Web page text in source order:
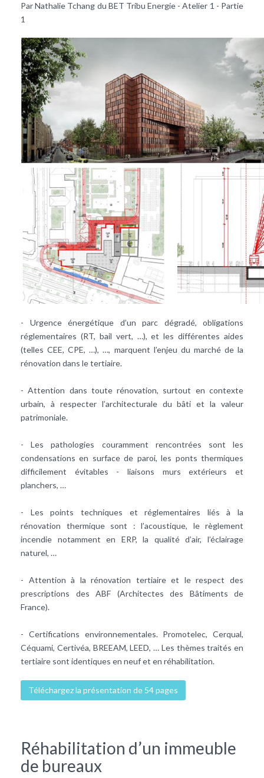
Par Nathalie Tchang du BET Tribu Energie - Atelier 1 - Partie
1
- Urgence énergétique d’un parc dégradé, obligations
réglementaires (RT, bail vert, …), et les différentes aides
(telles CEE, CPE, …), …, marquent l’enjeu du marché de la
rénovation dans le tertiaire.
- Attention dans toute rénovation, surtout en contexte
urbain, à respecter l’architecturale du bâti et la valeur
patrimoniale.
- Les pathologies couramment rencontrées sont les
condensations en surface de paroi, les ponts thermiques
difficilement évitables - liaisons murs extérieurs et
planchers, …
- Les points techniques et réglementaires liés à la
rénovation thermique sont : l’acoustique, le règlement
incendie notamment en ERP, la qualité d’air, l’éclairage
naturel, …
- Attention à la rénovation tertiaire et le respect des
prescriptions des ABF (Architectes des Bâtiments de
France).
- Certifications environnementales. Promotelec, Cerqual,
Céquami, Certivéa, BREEAM, LEED, … Les thèmes traités en
tertiaire sont identiques en neuf et en réhabilitation.
Téléchargez la présentation de 54 pages
Réhabilitation d’un immeuble
de bureaux